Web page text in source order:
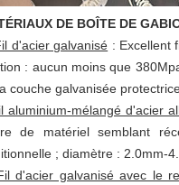
DE BOÎTE DE
d'acier galvanisé : Excellent
: aucun moins que
couche galvanisée
aluminium-mélangé d'acier
de matériel semblant
; diamètre : 2.0mm-
d'acier galvanisé avec le